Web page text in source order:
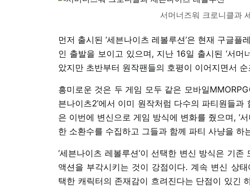
서머너즈워 크로니클과
먼저 출시된 ‘세븐나이츠 레볼루션’은 현재 구글
인 출발을 보이고 있으며, 지난 16일 출시된 ‘서머
았지만 초반부터 원작팬들의 호평이 이어지면서
흥미로운 것은 두 게임 모두 같은 모바일
븐나이츠2’에서 이미 원작처럼 다수의 파티원들
은 이번에 변신으로 게임 방식에 변화를 줬으며, ‘
한 소환수를 수집하고 그들과 함께 파티 사냥을 하
‘세븐나이츠 레볼루션’이 선택한 변신 방식은 기
액션을 부각시키는 것이 강점이다. 계속 변신 상
택한 캐릭터의 존재감이 흐려진다는 단점이 있긴